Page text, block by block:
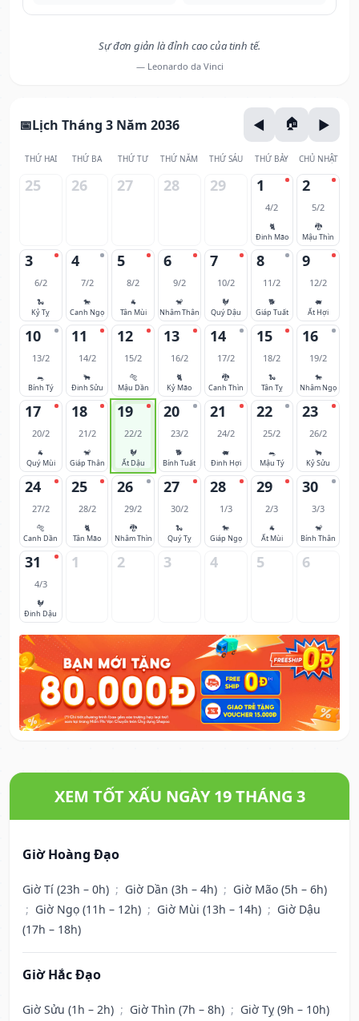
Sự đơn giản là đỉnh cao của tinh tế.
— Leonardo da Vinci
Lịch Tháng 3 Năm 2036
THỨ HAI THỨ BA THỨ TƯ THỨ NĂM THỨ SÁU THỨ BẢY CHỦ NHẬT
25 26 27 28 29 1
4/2
🐈
Đinh Mão
2
5/2
🐉
Mậu Thìn
3
6/2
🐍
Kỷ Tỵ
4
7/2
🐎
Canh Ngọ
5
8/2
🐐
Tân Mùi
6
9/2
🐒
Nhâm Thân
7
10/2
🐓
Quý Dậu
8
11/2
🐕
Giáp Tuất
9
12/2
🐖
Ất Hợi
10
13/2
🐀
Bính Tý
11
14/2
🐂
Đinh Sửu
12
15/2
🐅
Mậu Dần
13
16/2
🐈
Kỷ Mão
14
17/2
🐉
Canh Thìn
15
18/2
🐍
Tân Tỵ
16
19/2
🐎
Nhâm Ngọ
17
20/2
🐐
Quý Mùi
18
21/2
🐒
Giáp Thân
19
22/2
🐓
Ất Dậu
20
23/2
🐕
Bính Tuất
21
24/2
🐖
Đinh Hợi
22
25/2
🐀
Mậu Tý
23
26/2
🐂
Kỷ Sửu
24
27/2
🐅
Canh Dần
25
28/2
🐈
Tân Mão
26
29/2
🐉
Nhâm Thìn
27
30/2
🐍
Quý Tỵ
28
1/3
🐎
Giáp Ngọ
29
2/3
🐐
Ất Mùi
30
3/3
🐒
Bính Thân
31
4/3
🐓
Đinh Dậu
1 2 3 4 5 6
XEM TỐT XẤU NGÀY 19 THÁNG 3
Giờ Hoàng Đạo
Giờ Tí (23h – 0h) ; Giờ Dần (3h – 4h) ; Giờ Mão (5h – 6h)
; Giờ Ngọ (11h – 12h) ; Giờ Mùi (13h – 14h) ; Giờ Dậu
(17h – 18h)
Giờ Hắc Đạo
Giờ Sửu (1h – 2h) ; Giờ Thìn (7h – 8h) ; Giờ Tỵ (9h – 10h)